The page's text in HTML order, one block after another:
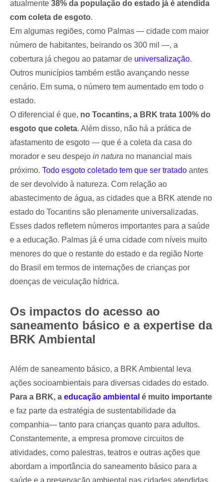
atualmente 38% da população do estado já é atendida
com coleta de esgoto.
Em algumas regiões, como Palmas — cidade com maior
número de habitantes, beirando os 300 mil —, a
cobertura já chegou ao patamar de universalização.
Outros municípios também estão avançando nesse
cenário. Em suma, o número tem aumentado em todo o
estado.
O diferencial é que, no Tocantins, a BRK trata 100% do
esgoto que coleta. Além disso, não há a prática de
afastamento de esgoto — que é a coleta da casa do
morador e seu despejo in natura no manancial mais
próximo. Todo esgoto coletado tem que ser tratado antes
de ser devolvido à natureza. Com relação ao
abastecimento de água, as cidades que a BRK atende no
estado do Tocantins são plenamente universalizadas.
Esses dados refletem números importantes para a saúde
e a educação. Palmas já é uma cidade com níveis muito
menores do que o restante do estado e da região Norte
do Brasil em termos de internações de crianças por
doenças de veiculação hídrica.
Os impactos do acesso ao
saneamento básico e a expertise da
BRK Ambiental
Além de saneamento básico, a BRK Ambiental leva
ações socioambientais para diversas cidades do estado.
Para a BRK, a educação ambiental é muito importante
e faz parte da estratégia de sustentabilidade da
companhia— tanto para crianças quanto para adultos.
Constantemente, a empresa promove circuitos de
atividades, como palestras, teatros e outras ações que
abordam a importância do saneamento básico para a
saúde e a preservação ambiental nas cidades atendidas,